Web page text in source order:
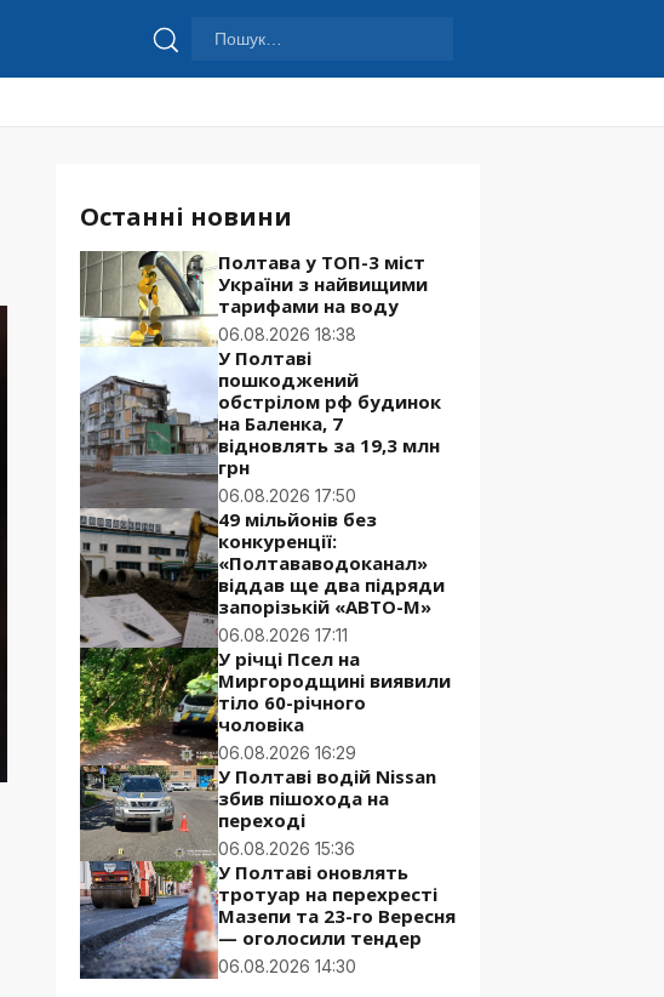
Пошук:
Останні новини
Полтава у ТОП-3 міст
України з найвищими
тарифами на воду
06.08.2026 18:38
У Полтаві
пошкоджений
обстрілом рф будинок
на Баленка, 7
відновлять за 19,3 млн
грн
06.08.2026 17:50
49 мільйонів без
конкуренції:
«Полтававодоканал»
віддав ще два підряди
запорізькій «АВТО-М»
06.08.2026 17:11
У річці Псел на
Миргородщині виявили
тіло 60-річного
чоловіка
06.08.2026 16:29
У Полтаві водій Nissan
збив пішохода на
переході
06.08.2026 15:36
У Полтаві оновлять
тротуар на перехресті
Мазепи та 23-го Вересня
— оголосили тендер
06.08.2026 14:30